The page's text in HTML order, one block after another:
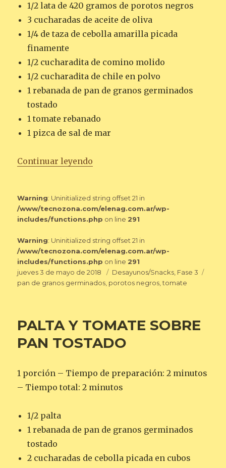
1/2 lata de 420 gramos de porotos negros
3 cucharadas de aceite de oliva
1/4 de taza de cebolla amarilla picada
finamente
1/2 cucharadita de comino molido
1/2 cucharadita de chile en polvo
1 rebanada de pan de granos germinados
tostado
1 tomate rebanado
1 pizca de sal de mar
Continuar leyendo
Warning: Uninitialized string offset 21 in
/www/tecnozona.com/elenag.com.ar/wp-
includes/functions.php on line 291
Warning: Uninitialized string offset 21 in
/www/tecnozona.com/elenag.com.ar/wp-
includes/functions.php on line 291
Publicado
el
jueves 3 de mayo de 2018 Categorías
Desayunos/Snacks, Fase 3
pan de granos germinados, porotos negros,tomate
PALTA Y TOMATE SOBRE
PAN TOSTADO
1 porción – Tiempo de preparación: 2 minutos
– Tiempo total: 2 minutos
1/2 palta
1 rebanada de pan de granos germinados
tostado
2 cucharadas de cebolla picada en cubos